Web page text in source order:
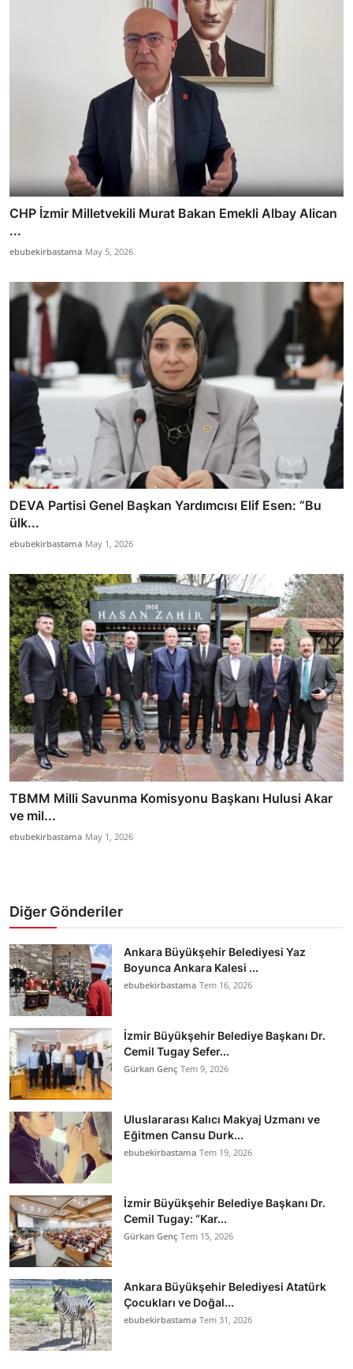
CHP İzmir Milletvekili Murat Bakan Emekli Albay Alican
...
ebubekirbastama May 5, 2026
DEVA Partisi Genel Başkan Yardımcısı Elif Esen: “Bu
ülk...
ebubekirbastama May 1, 2026
TBMM Milli Savunma Komisyonu Başkanı Hulusi Akar
ve mil...
ebubekirbastama May 1, 2026
Diğer Gönderiler
Ankara Büyükşehir Belediyesi Yaz
Boyunca Ankara Kalesi ...
ebubekirbastama Tem 16, 2026
İzmir Büyükşehir Belediye Başkanı Dr.
Cemil Tugay Sefer...
Gürkan Genç Tem 9, 2026
Uluslararası Kalıcı Makyaj Uzmanı ve
Eğitmen Cansu Durk...
ebubekirbastama Tem 19, 2026
İzmir Büyükşehir Belediye Başkanı Dr.
Cemil Tugay: “Kar...
Gürkan Genç Tem 15, 2026
Ankara Büyükşehir Belediyesi Atatürk
Çocukları ve Doğal...
ebubekirbastama Tem 31, 2026